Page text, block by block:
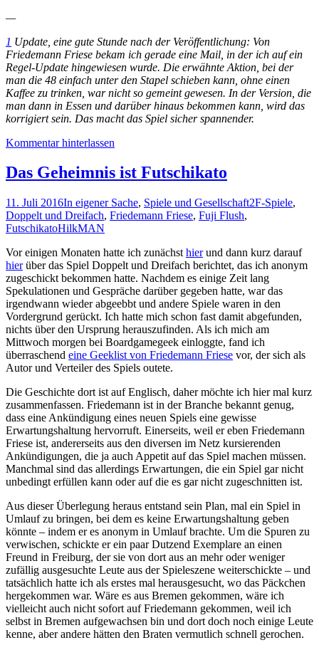
—
1 Update, eine gute Stunde nach der Veröffentlichung: Von
Friedemann Friese bekam ich gerade eine Mail, in der ich auf ein
Regel-Update hingewiesen wurde. Die erwähnte Aktion, bei der
man die 48 einfach unter den Stapel schieben kann, ohne einen
Kaffee zu trinken, war nicht so gemeint gewesen. In der Version, die
man dann in Essen und darüber hinaus bekommen kann, wird das
korrigiert sein. Das macht das Spiel sicher spannender.
Kommentar hinterlassen
Das Geheimnis ist Futschikato
11. Juli 2016In eigener Sache, Spiele und Gesellschaft2F-Spiele,
Doppelt und Dreifach, Friedemann Friese, Fuji Flush,
FutschikatoHilkMAN
Vor einigen Monaten hatte ich zunächst hierund dann kurz darauf
hierüber das Spiel Doppelt und Dreifach berichtet, das ich anonym
zugeschickt bekommen hatte. Nachdem es einige Zeit lang
Spekulationen und Gespräche darüber gegeben hatte, war das
irgendwann wieder abgeebbt und andere Spiele waren in den
Vordergrund gerückt. Ich hatte mich schon fast damit abgefunden,
nichts über den Ursprung herauszufinden. Als ich mich am
Mittwoch morgen bei Boardgamegeek einloggte, fand ich
überraschend eine Geeklist von Friedemann Friese vor, der sich als
Autor und Verteiler des Spiels outete.
Die Geschichte dort ist auf Englisch, daher möchte ich hier mal kurz
zusammenfassen. Friedemann ist in der Branche bekannt genug,
dass eine Ankündigung eines neuen Spiels eine gewisse
Erwartungshaltung hervorruft. Einerseits, weil er eben Friedemann
Friese ist, andererseits aus den diversen im Netz kursierenden
Ankündigungen, die ja auch Appetit auf das Spiel machen müssen.
Manchmal sind das allerdings Erwartungen, die ein Spiel gar nicht
unbedingt erfüllen kann oder auf die es gar nicht zugeschnitten ist.
Aus dieser Überlegung heraus entstand sein Plan, mal ein Spiel in
Umlauf zu bringen, bei dem es keine Erwartungshaltung geben
könnte – indem er es anonym in Umlauf brachte. Um die Spuren zu
verwischen, schickte er ein paar Dutzend Exemplare an einen
Freund in Freiburg, der sie von dort aus an mehr oder weniger
zufällig ausgesuchte Leute aus der Spieleszene weiterschickte – und
tatsächlich hatte ich als erstes mal herausgesucht, wo das Päckchen
hergekommen war. Wäre es aus Bremen gekommen, wäre ich
vielleicht auch nicht sofort auf Friedemann gekommen, weil ich
selbst in Bremen aufgewachsen bin und dort doch noch einige Leute
kenne, aber andere hätten den Braten vermutlich schnell gerochen.